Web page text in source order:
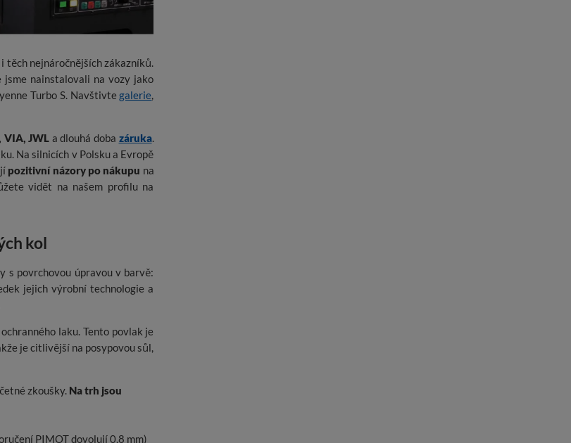
těch nejnáročnějších zákazníků.
jsme nainstalovali na vozy jako
Turbo S. Navštivtegalerie,
VIA, JWL a dlouhá doba záruka.
Na silnicích v Polsku a Evropě
pozitivní názory po nákupu na
vidět na našem profilu na
kol
s povrchovou úpravou v barvě:
jejich výrobní technologie a
laku. Tento povlak je
je citlivější na posypovou sůl,
zkoušky. Na trh jsou
PIMOT dovolují 0,8 mm)